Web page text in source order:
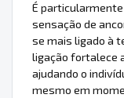
É
sensação de
se mais ligado à
ligação fortalece
ajudando o
mesmo em